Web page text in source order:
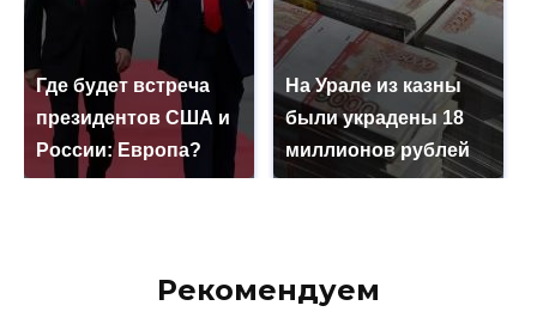
Где будет встреча
президентов США и
России: Европа?
На Урале из казны
были украдены 18
миллионов рублей
Рекомендуем